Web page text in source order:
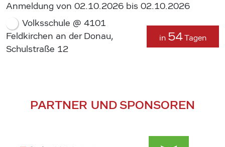
Anmeldung von 02.10.2026 bis 02.10.2026
Volksschule @ 4101
Feldkirchen an der Donau,
Schulstraße 12
in 54Tagen
PARTNER UND SPONSOREN